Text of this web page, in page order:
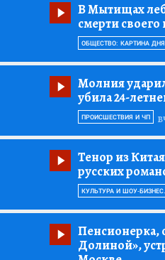
В Мытищах
смерти своего
ОБЩЕСТВО: КАРТИНА ДНЯ
Молния
убила 24-
ПРОИСШЕСТВИЯ И ЧП
Тенор из
русских
КУЛЬТУРА И ШОУ-БИЗНЕС.
Пенсионерка,
Долиной»,